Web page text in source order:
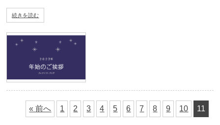
続きを読む
« 前へ 1 2 3 4 5 6 7 8 9 10 11